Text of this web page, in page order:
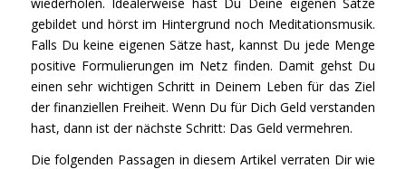
gebildet und hörst im Hintergrund noch Meditationsmusik.
Falls Du keine eigenen Sätze hast, kannst Du jede Menge
positive Formulierungen im Netz finden. Damit gehst Du
einen sehr wichtigen Schritt in Deinem Leben für das Ziel
der finanziellen Freiheit. Wenn Du für Dich Geld verstanden
hast, dann ist der nächste Schritt: Das Geld vermehren.
Die folgenden Passagen in diesem Artikel verraten Dir wie